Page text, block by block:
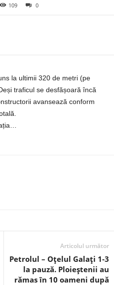
109 0
la ultimii 320 de metri (pe
traficul se desfășoară încă
avansează conform
Articolul următor
Petrolul – Oțelul Galați 1-3
la pauză. Ploieștenii au
rămas în 10 oameni după